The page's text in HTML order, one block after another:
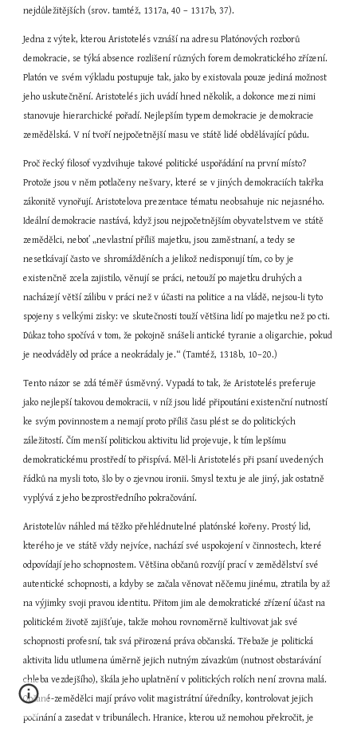
nejdůležitějších (srov. tamtéž, 1317a, 40 – 1317b, 37).
Jedna z výtek, kterou Aristotelés vznáší na adresu Platónových rozborů
demokracie, se týká absence rozlišení různých forem demokratického zřízení.
Platón ve svém výkladu postupuje tak, jako by existovala pouze jediná možnost
jeho uskutečnění. Aristotelés jich uvádí hned několik, a dokonce mezi nimi
stanovuje hierarchické pořadí. Nejlepším typem demokracie je demokracie
zemědělská. V ní tvoří nejpočetnější masu ve státě lidé obdělávající půdu.
Proč řecký filosof vyzdvihuje takové politické uspořádání na první místo?
Protože jsou v něm potlačeny nešvary, které se v jiných demokraciích takřka
zákonitě vynořují. Aristotelova prezentace tématu neobsahuje nic nejasného.
Ideální demokracie nastává, když jsou nejpočetnějším obyvatelstvem ve státě
zemědělci, neboť „nevlastní příliš majetku, jsou zaměstnaní, a tedy se
nesetkávají často ve shromážděních a jelikož nedisponují tím, co by je
existenčně zcela zajistilo, věnují se práci, netouží po majetku druhých a
nacházejí větší zálibu v práci než v účasti na politice a na vládě, nejsou-li tyto
spojeny s velkými zisky: ve skutečnosti touží většina lidí po majetku než po cti.
Důkaz toho spočívá v tom, že pokojně snášeli antické tyranie a oligarchie, pokud
je neodváděly od práce a neokrádaly je.“ (Tamtéž, 1318b, 10–20.)
Tento názor se zdá téměř úsměvný. Vypadá to tak, že Aristotelés preferuje
jako nejlepší takovou demokracii, v níž jsou lidé připoutáni existenční nutností
ke svým povinnostem a nemají proto příliš času plést se do politických
záležitostí. Čím menší politickou aktivitu lid projevuje, k tím lepšímu
demokratickému prostředí to přispívá. Měl-li Aristotelés při psaní uvedených
řádků na mysli toto, šlo by o zjevnou ironii. Smysl textu je ale jiný, jak ostatně
vyplývá z jeho bezprostředního pokračování.
Aristotelův náhled má těžko přehlédnutelné platónské kořeny. Prostý lid,
kterého je ve státě vždy nejvíce, nachází své uspokojení v činnostech, které
odpovídají jeho schopnostem. Většina občanů rozvíjí prací v zemědělství své
autentické schopnosti, a kdyby se začala věnovat něčemu jinému, ztratila by až
na výjimky svoji pravou identitu. Přitom jim ale demokratické zřízení účast na
politickém životě zajišťuje, takže mohou rovnoměrně kultivovat jak své
schopnosti profesní, tak svá přirozená práva občanská. Třebaže je politická
aktivita lidu utlumena úměrně jejich nutným závazkům (nutnost obstarávání
chleba vezdejšího), škála jeho uplatnění v politických rolích není zrovna malá.
Občané-zemědělci mají právo volit magistrátní úředníky, kontrolovat jejich
počínání a zasedat v tribunálech. Hranice, kterou už nemohou překročit, je